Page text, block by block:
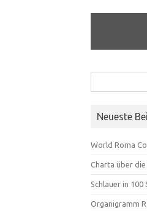
nach:
Neueste
World Roma
Charta über die
Schlauer in 100
Organigramm